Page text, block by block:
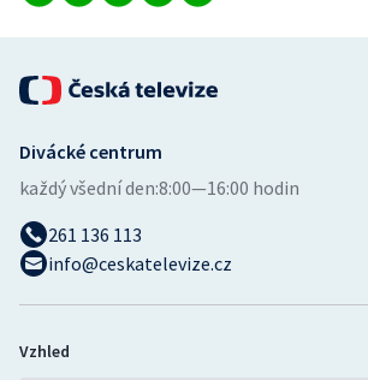
Divácké centrum
každý všední den:8:00—16:00 hodin
261 136 113
info@ceskatelevize.cz
Vzhled